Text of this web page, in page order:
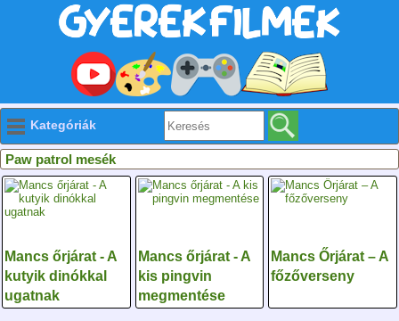
Kategóriák
Paw patrol mesék
Mancs őrjárat - A
kutyik dinókkal
ugatnak
Mancs őrjárat - A
kis pingvin
megmentése
Mancs Őrjárat – A
főzőverseny